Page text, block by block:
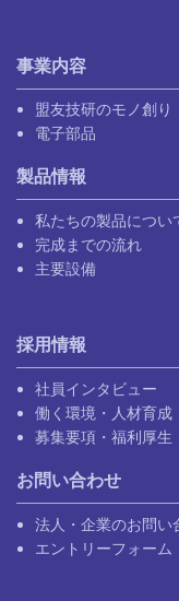
事業内容
盟友技研のモノ創り
電子部品
製品情報
私たちの製品につい
完成までの流れ
主要設備
採用情報
社員インタビュー
働く環境・人材育成
募集要項・福利厚生
お問い合わせ
法人・企業のお問い
エントリーフォーム